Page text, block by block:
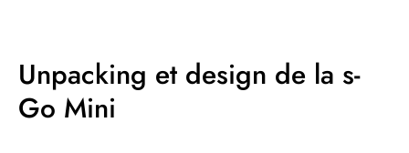
Unpacking et design de la s-
Go Mini